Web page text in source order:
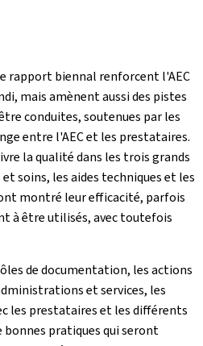
rapport biennal renforcent l'AEC
mais amènent aussi des pistes
conduites, soutenues par les
entre l'AEC et les prestataires.
la qualité dans les trois grands
soins, les aides techniques et les
montré leur efficacité, parfois
à être utilisés, avec toutefois
de documentation, les actions
et services, les
les prestataires et les différents
pratiques qui seront